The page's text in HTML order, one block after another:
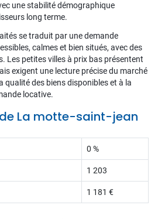
une stabilité démographique
long terme.
se traduit par une demande
calmes et bien situés, avec des
Les petites villes à prix bas présentent
exigent une lecture précise du marché
qualité des biens disponibles et à la
locative.
La motte-saint-jean
0 %
1 203
1 181 €